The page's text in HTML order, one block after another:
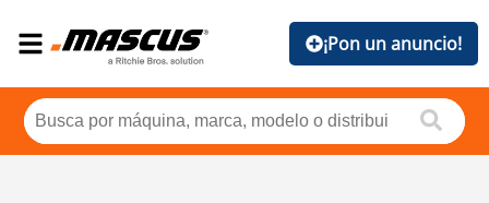
¡Pon un anuncio!